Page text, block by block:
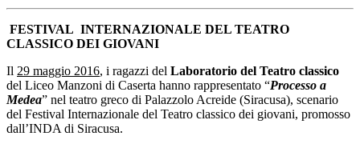
FESTIVAL INTERNAZIONALE DEL TEATRO
CLASSICO DEI GIOVANI
Il 29 maggio 2016, i ragazzi del Laboratorio del Teatro classico
del Liceo Manzoni di Caserta hanno rappresentato “Processo a
Medea” nel teatro greco di Palazzolo Acreide (Siracusa), scenario
del Festival Internazionale del Teatro classico dei giovani, promosso
dall’INDA di Siracusa.